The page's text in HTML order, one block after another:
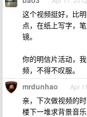
这个视频挺好，比
点，在纸上写字，
镜。
你的明信片活动，
频，不得不叹服。
mrdunhao Apr
亲，下次做视频的
楼下一堆求背景音